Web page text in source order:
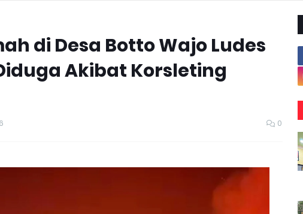
di Desa Botto Wajo Ludes
Akibat Korsleting
0